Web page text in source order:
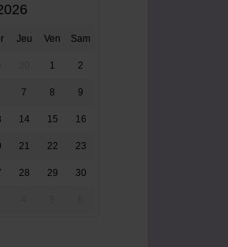
Jeu Ven Sam
1 2
7 8 9
14 15 16
21 22 23
28 29 30